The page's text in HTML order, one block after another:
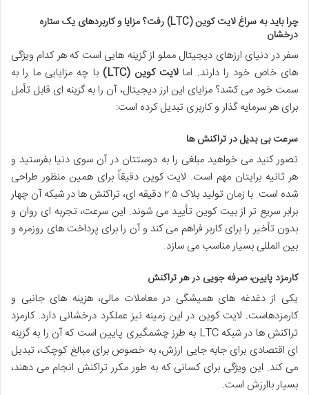
چرا باید به سراغ لایت کوین (LTC) رفت؟ مزایا و کاربردهای یک ستاره
درخشان
سفر در دنیای ارزهای دیجیتال مملو از گزینه هایی است که هر کدام ویژگی
های خاص خود را دارند. امالایت کوین (LTC)
با چه مزایایی ما را به
سمت خود می کشد؟ مزایای این ارز دیجیتال، آن را به گزینه ای قابل تأمل
برای هر سرمایه گذار و کاربری تبدیل کرده است:
سرعت بی بدیل در تراکنش ها
تصور کنید می خواهید مبلغی را به دوستتان در آن سوی دنیا بفرستید و
هر ثانیه برایتان مهم است. لایت کوین دقیقاً برای همین منظور طراحی
شده است. با زمان تولید بلاک ۲.۵ دقیقه ای، تراکنش ها در شبکه آن چهار
برابر سریع تر از بیت کوین تأیید می شوند. این سرعت، تجربه ای روان و
بدون تأخیر را برای کاربر فراهم می کند و آن را برای پرداخت های روزمره و
بین المللی بسیار مناسب می سازد.
کارمزد پایین، صرفه جویی در هر تراکنش
یکی از دغدغه های همیشگی در معاملات مالی، هزینه های جانبی و
کارمزدهاست. لایت کوین در این زمینه نیز عملکرد درخشانی دارد. کارمزد
تراکنش ها در شبکه LTC به طرز چشمگیری پایین است که آن را به گزینه
ای اقتصادی برای جابه جایی ارزش، به خصوص برای مبالغ کوچک، تبدیل
می کند. این ویژگی برای کسانی که به طور مکرر تراکنش انجام می دهند،
بسیار باارزش است.